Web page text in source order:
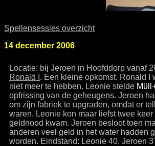
Spellensessies overzicht
14 december 2006
Locatie: bij Jeroen in Hoofddorp vanaf
Ronald I . Een kleine opkomst. Ronald I
niet meer te hebben. Leonie stelde
opfrissing van de geheugens. Jeroen
om zijn fabriek te upgraden, omdat er
waren. Leonie kon maar liefst twee
geldnood kwam. Jeroen besloot toen
anderen veel geld in het water hadden
worden. Eindstand: Leonie 40, Jeroen